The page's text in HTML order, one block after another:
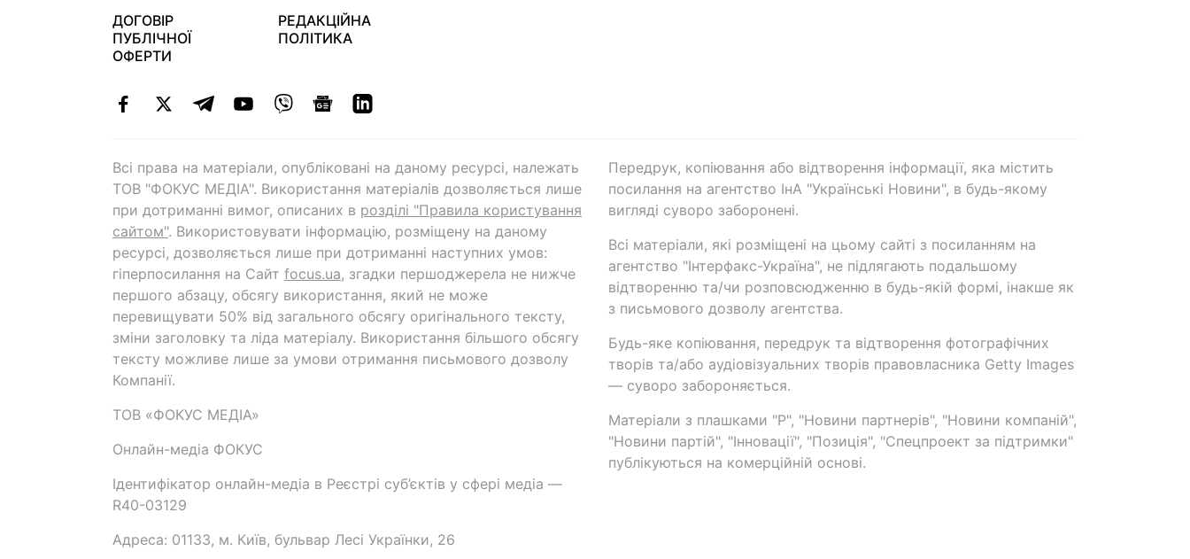
ДОГОВІР
ПУБЛІЧНОЇ
ОФЕРТИ
РЕДАКЦІЙНА
ПОЛІТИКА
Всі права на матеріали, опубліковані на даному ресурсі, належать
ТОВ "ФОКУС МЕДІА". Використання матеріалів дозволяється лише
при дотриманні вимог, описаних в розділі "Правила користування
сайтом". Використовувати інформацію, розміщену на даному
ресурсі, дозволяється лише при дотриманні наступних умов:
гіперпосилання на Cайт focus.ua, згадки першоджерела не нижче
першого абзацу, обсягу використання, який не може
перевищувати 50% від загального обсягу оригінального тексту,
зміни заголовку та ліда матеріалу. Використання більшого обсягу
тексту можливе лише за умови отримання письмового дозволу
Компанії.
ТОВ «ФОКУС МЕДІА»
Онлайн-медіа ФОКУС
Ідентифікатор онлайн-медіа в Реєстрі суб’єктів у сфері медіа —
R40-03129
Адреса: 01133, м. Київ, бульвар Лесі Українки, 26
Передрук, копіювання або відтворення інформації, яка містить
посилання на агентство ІнА "Українські Новини", в будь-якому
вигляді суворо заборонені.
Всі матеріали, які розміщені на цьому сайті з посиланням на
агентство "Інтерфакс-Україна", не підлягають подальшому
відтворенню та/чи розповсюдженню в будь-якій формі, інакше як
з письмового дозволу агентства.
Будь-яке копіювання, передрук та відтворення фотографічних
творів та/або аудіовізуальних творів правовласника Getty Images
— суворо забороняється.
Матеріали з плашками "Р", "Новини партнерів", "Новини компаній",
"Новини партій", "Інновації", "Позиція", "Спецпроект за підтримки"
публікуються на комерційній основі.